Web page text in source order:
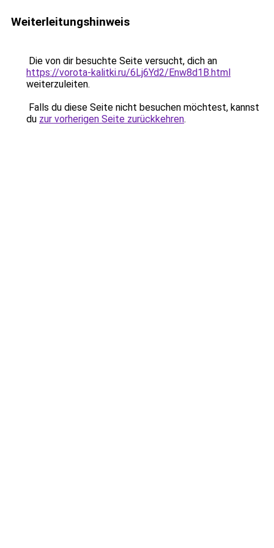
Weiterleitungshinweis
Die von dir besuchte Seite versucht, dich an
https://vorota-kalitki.ru/6Lj6Yd2/Enw8d1B.html
weiterzuleiten.
Falls du diese Seite nicht besuchen möchtest, kannst
du zur vorherigen Seite zurückkehren.